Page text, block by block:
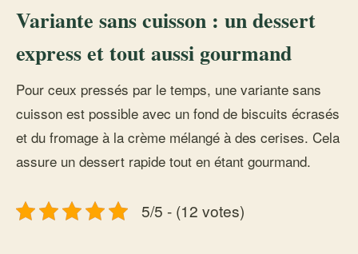
Variante sans cuisson : un dessert
express et tout aussi gourmand
Pour ceux pressés par le temps, une variante sans
cuisson est possible avec un fond de biscuits écrasés
et du fromage à la crème mélangé à des cerises. Cela
assure un dessert rapide tout en étant gourmand.
5/5 - (12 votes)